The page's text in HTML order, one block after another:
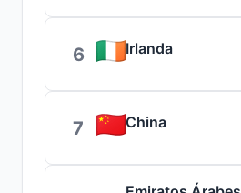
6 Irlanda
7 China